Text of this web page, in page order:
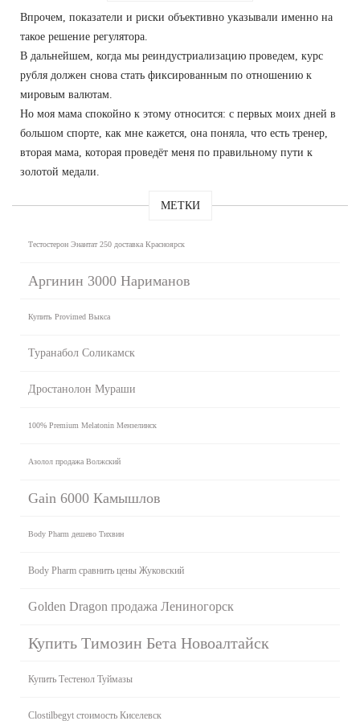
Впрочем, показатели и риски объективно указывали именно на
такое решение регулятора.
В дальнейшем, когда мы реиндустриализацию проведем, курс
рубля должен снова стать фиксированным по отношению к
мировым валютам.
Но моя мама спокойно к этому относится: с первых моих дней в
большом спорте, как мне кажется, она поняла, что есть тренер,
вторая мама, которая проведёт меня по правильному пути к
золотой медали.
МЕТКИ
Тестостерон Энантат 250 доставка Красноярск
Аргинин 3000 Нариманов
Купить Provimed Выкса
Туранабол Соликамск
Дростанолон Мураши
100% Premium Melatonin Мензелинск
Азолол продажа Волжский
Gain 6000 Камышлов
Body Pharm дешево Тихвин
Body Pharm сравнить цены Жуковский
Golden Dragon продажа Лениногорск
Купить Tимозин Бета Новоалтайск
Купить Тестенол Туймазы
Clostilbegyt стоимость Киселевск